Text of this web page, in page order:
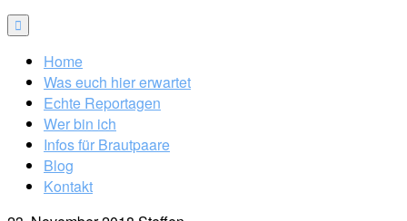
Home
Was euch hier erwartet
Echte Reportagen
Wer bin ich
Infos für Brautpaare
Blog
Kontakt